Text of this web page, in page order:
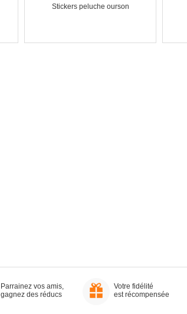
Stickers peluche ourson
Parrainez vos amis,
gagnez des réducs
Votre fidélité
est récompensée